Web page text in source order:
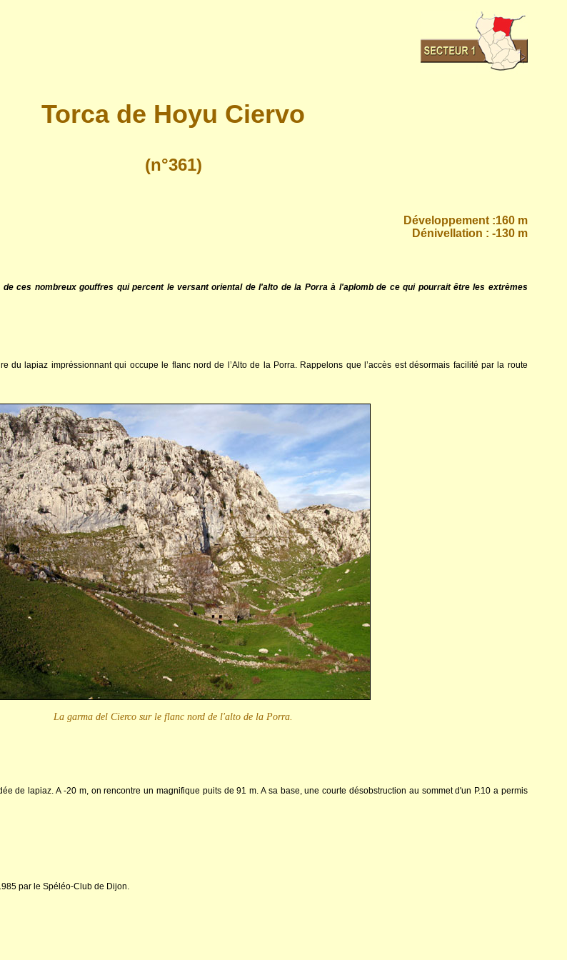
Torca de Hoyu Ciervo
(n°361)
Développement :160 m
Dénivellation : -130 m
ces nombreux gouffres qui percent le versant oriental de l'alto de la Porra à l'aplomb de ce qui pourrait être les extrèmes
du lapiaz impréssionnant qui occupe le flanc nord de l’Alto de la Porra. Rappelons que l’accès est désormais facilité par la route
La garma del Cierco sur le flanc nord de l'alto de la Porra.
de lapiaz. A -20 m, on rencontre un magnifique puits de 91 m. A sa base, une courte désobstruction au sommet d'un P.10 a permis
par le Spéléo-Club de Dijon.